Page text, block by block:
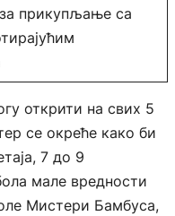
прикупљање са
открити на свих 5
се окреће како би
7 до 9
мале вредности
Мистери Бамбуса,